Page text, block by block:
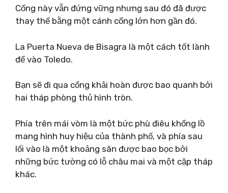
Cổng này vẫn đứng vững nhưng sau đó đã được
thay thế bằng một cánh cổng lớn hơn gần đó.
La Puerta Nueva de Bisagra là một cách tốt lành
để vào Toledo.
Bạn sẽ đi qua cổng khải hoàn được bao quanh bởi
hai tháp phòng thủ hình tròn.
Phía trên mái vòm là một bức phù điêu khổng lồ
mang hình huy hiệu của thành phố, và phía sau
lối vào là một khoảng sân được bao bọc bởi
những bức tường có lỗ châu mai và một cặp tháp
khác.